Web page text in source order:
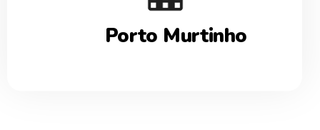
Porto Murtinho